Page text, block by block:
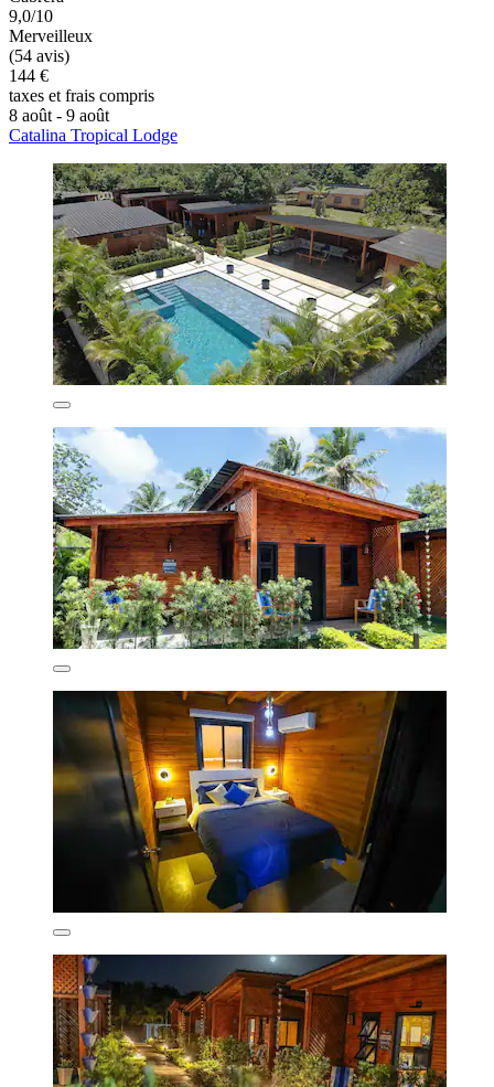
9,0/10
Merveilleux
(54 avis)
144 €
taxes et frais compris
8 août - 9 août
Catalina Tropical Lodge